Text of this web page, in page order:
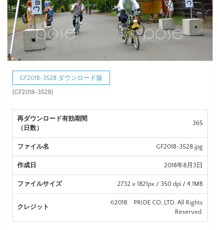
GF2018-3528 ダウンロード版
(GF2018-3528)
再ダウンロード有効期間
（日数）
365
ファイル名 GF2018-3528.jpg
作成日 2018年8月3日
ファイルサイズ 2732 x 1821px / 350 dpi / 4.1MB
クレジット
©2018 PRIDE CO.,LTD. All Rights
Reserved.